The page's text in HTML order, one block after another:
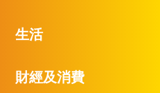
生活
財經及消費